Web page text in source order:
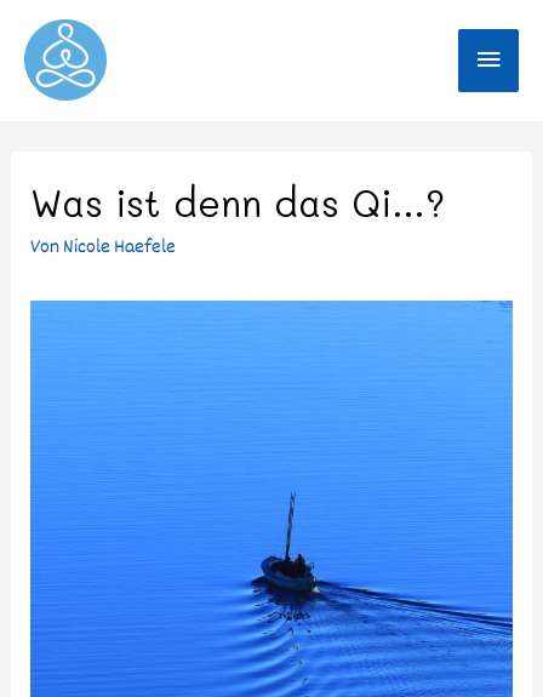
Was ist denn das Qi…?
VonNicole Haefele